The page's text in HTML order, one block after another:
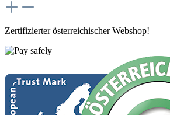
Zertifizierter österreichischer Webshop!